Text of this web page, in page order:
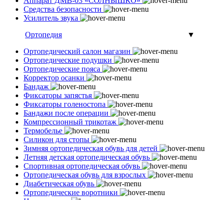
Средства безопасности
Усилитель звука
Ортопедия
▼
Ортопедический салон магазин
Ортопедические подушки
Ортопедические пояса
Корректор осанки
Бандаж
Фиксаторы запястья
Фиксаторы голеностопа
Бандажи после операции
Компрессионный трикотаж
Термобелье
Силикон для стопы
Зимняя ортопедическая обувь для детей
Летняя детская ортопедическая обувь
Спортивная ортопедическая обувь
Ортопедическая обувь для взрослых
Диабетическая обувь
Ортопедические воротники